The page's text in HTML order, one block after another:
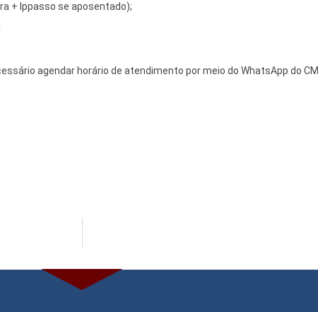
+ Ippasso se aposentado);
agendar horário de atendimento por meio do WhatsApp do